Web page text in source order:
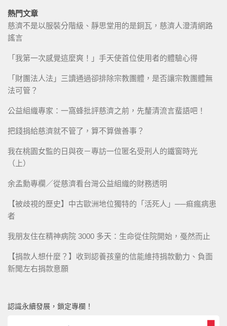
熱門文章
慈濟不是以服裝分階級、靜思堂用的是銅瓦，慈濟人澄清網路
謠言
「我第一次感覺這麼爽！」手天使首位使用者的體驗心得
「財團法人法」三讀通過卻排除宗教團體，是否讓宗教團體無
法可管？
公益組織專家：一窩蜂批評慈濟之前，先釐清流言蜚語吧！
把錢捐給慈濟就不管了，算不算做善事？
我在桃園女監的日與夜－專訪一位匿名受刑人的鐵窗時光
（上）
余孟勳專欄／從慈濟看台灣公益組織的財務透明
【被歧視的歷史】中古歐洲地位獨特的「活死人」──痲瘋病患
者
我朋友住在精神病院 3000 多天：生命從住院開始，戞然而止
【捐款人想什麼？】收到認養孩童的信能維持捐款動力、負面
新聞左右捐款意願
認識永續發展，鎖定專欄！